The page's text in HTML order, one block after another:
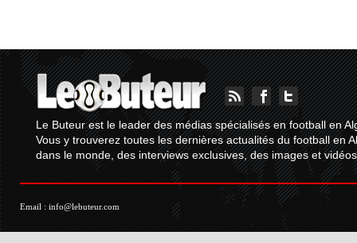
Le Buteur est le leader des médias spécialisés en football en
Vous y trouverez toutes les dernières actualités du football en
dans le monde, des interviews exclusives, des images et
Email : info@lebuteur.com